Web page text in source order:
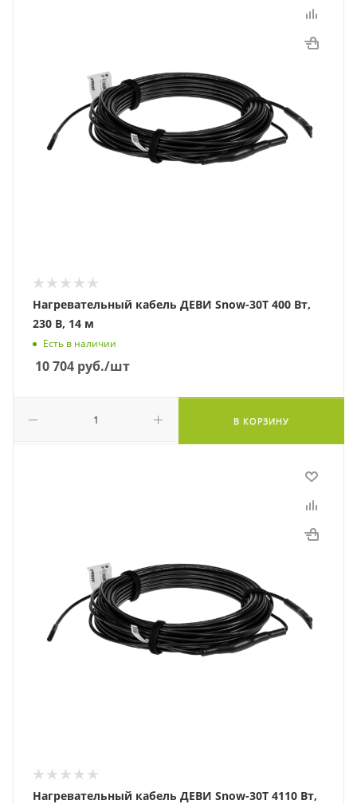
Нагревательный кабель ДЕВИ Snow-30T 400 Вт,
230 В, 14 м
Есть в наличии
10 704 руб./шт
В КОРЗИНУ
Нагревательный кабель ДЕВИ Snow-30T 4110 Вт,